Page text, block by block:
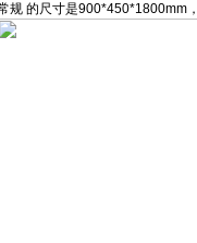
规 的尺寸是900*450*1800mm